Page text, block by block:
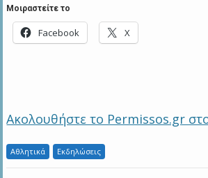
Μοιραστείτε το
Facebook X
Ακολουθήστε το Permissos.gr
Αθλητικά Εκδηλώσεις